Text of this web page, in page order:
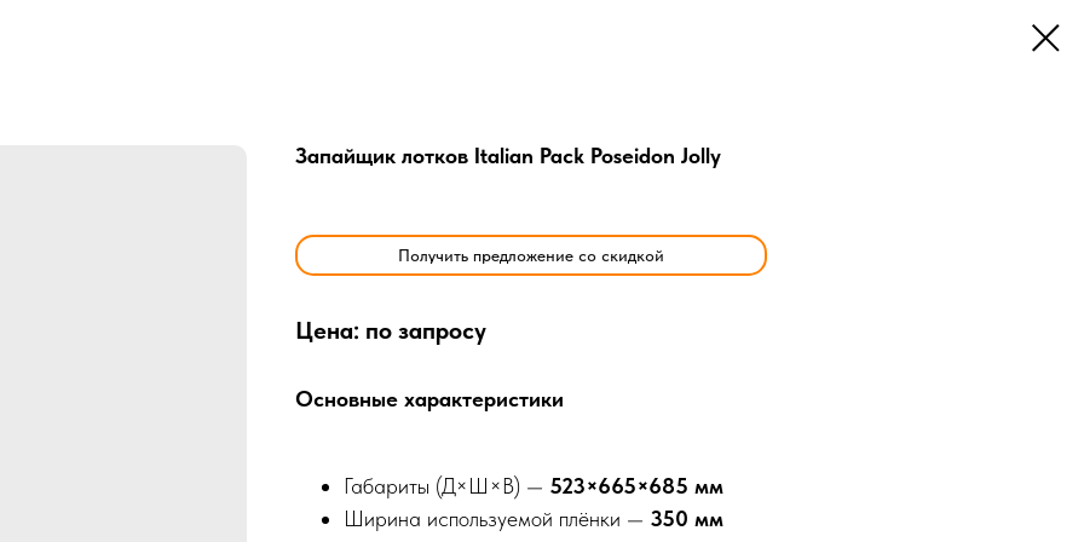
Запайщик лотков Italian Pack Poseidon Jolly
Получить предложение со скидкой
Цена: по запросу
Основные характеристики
Габариты (Д×Ш×В) — 523×665×685 мм
Ширина используемой плёнки — 350 мм